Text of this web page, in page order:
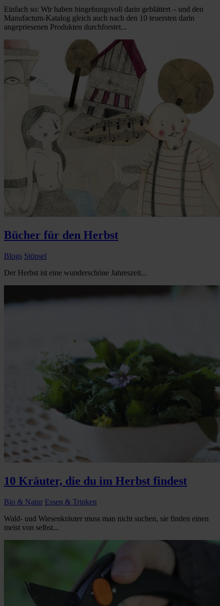
Einfach so: Wir haben hingebungsvoll darin geblättert – und den
Manufactum-Katalog gleich auch nach den 10 teuersten darin
angepriesenen Produkten durchforstet...
Bücher für den Herbst
Blogs Stöpsel
Der Herbst ist eine wunderschöne Jahreszeit...
10 Kräuter, die du im Herbst findest
Bio & Natur Essen & Trinken
Wald- und Wiesenkräuter muss man nicht suchen, sie finden einen
meist von selbst...